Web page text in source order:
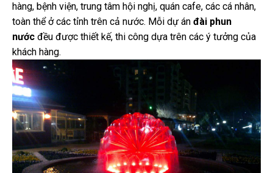
hàng, bệnh viện, trung tâm hội nghị, quán cafe, các cá nhân,
toàn thể ở các tỉnh trên cả nước. Mỗi dự án đài phun
nước đều được thiết kế, thi công dựa trên các ý tưởng của
khách hàng.